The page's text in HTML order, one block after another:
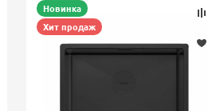
Новинка
Хит продаж